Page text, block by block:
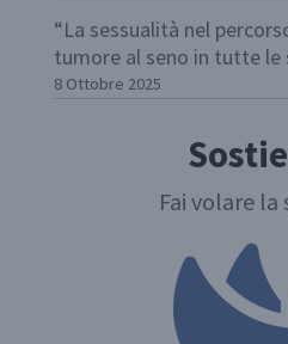
“La sessualità nel
tumore al seno in tutte le
8 Ottobre 2025
Fai volare la